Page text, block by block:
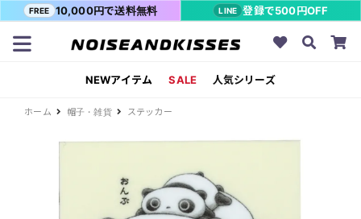
FREE 10,000円で送料無料 LINE 登録で500円OFF
NEWアイテム SALE 人気シリーズ
ホーム 帽子・雑貨 ステッカー